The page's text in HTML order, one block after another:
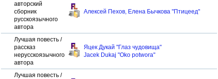
авторский
сборник
русскоязычного
автора
Алексей Пехов, Елена Бычкова "Птицеед"
Лучшая повесть /
рассказ
нерусскоязычного
автора
Яцек Дукай "Глаз чудовища"
Jacek Dukaj "Oko potwora"
Лучшая повесть /